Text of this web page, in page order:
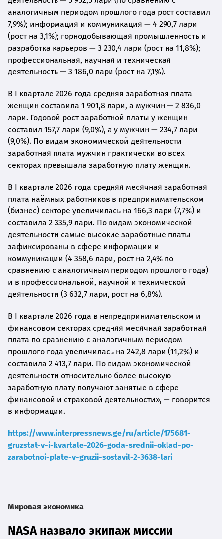
аналогичным периодом прошлого года рост составил
7,9%); информация и коммуникация — 4 290,7 лари
(рост на 3,1%); горнодобывающая промышленность и
разработка карьеров — 3 230,4 лари (рост на 11,8%);
профессиональная, научная и техническая
деятельность — 3 186,0 лари (рост на 7,1%).
В I квартале 2026 года средняя заработная плата
женщин составила 1 901,8 лари, а мужчин — 2 836,0
лари. Годовой рост заработной платы у женщин
составил 157,7 лари (9,0%), а у мужчин — 234,7 лари
(9,0%). По видам экономической деятельности
заработная плата мужчин практически во всех
секторах превышала заработную плату женщин.
В I квартале 2026 года средняя месячная заработная
плата наёмных работников в предпринимательском
(бизнес) секторе увеличилась на 166,3 лари (7,7%) и
составила 2 335,9 лари. По видам экономической
деятельности самые высокие заработные платы
зафиксированы в сфере информации и
коммуникации (4 358,6 лари, рост на 2,4% по
сравнению с аналогичным периодом прошлого года)
и в профессиональной, научной и технической
деятельности (3 632,7 лари, рост на 6,8%).
В I квартале 2026 года в непредпринимательском и
финансовом секторах средняя месячная заработная
плата по сравнению с аналогичным периодом
прошлого года увеличилась на 242,8 лари (11,2%) и
составила 2 413,7 лари. По видам экономической
деятельности относительно более высокую
заработную плату получают занятые в сфере
финансовой и страховой деятельности», — говорится
в информации.
https://www.interpressnews.ge/ru/article/175681-
gruzstat-v-i-kvartale-2026-goda-srednii-oklad-po-
zarabotnoi-plate-v-gruzii-sostavil-2-3638-lari
Мировая экономика
NASA назвало экипаж миссии